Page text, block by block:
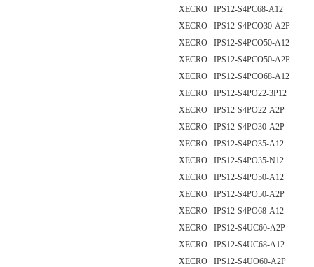
XECRO IPS12-S4PC68-A12
XECRO IPS12-S4PCO30-A2P
XECRO IPS12-S4PCO50-A12
XECRO IPS12-S4PCO50-A2P
XECRO IPS12-S4PCO68-A12
XECRO IPS12-S4PO22-3P12
XECRO IPS12-S4PO22-A2P
XECRO IPS12-S4PO30-A2P
XECRO IPS12-S4PO35-A12
XECRO IPS12-S4PO35-N12
XECRO IPS12-S4PO50-A12
XECRO IPS12-S4PO50-A2P
XECRO IPS12-S4PO68-A12
XECRO IPS12-S4UC60-A2P
XECRO IPS12-S4UC68-A12
XECRO IPS12-S4UO60-A2P